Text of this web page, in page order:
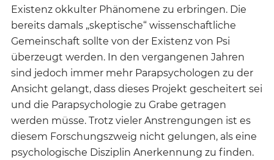
Existenz okkulter Phänomene zu erbringen. Die
bereits damals „skeptische“ wissenschaftliche
Gemeinschaft sollte von der Existenz von Psi
überzeugt werden. In den vergangenen Jahren
sind jedoch immer mehr Parapsychologen zu der
Ansicht gelangt, dass dieses Projekt gescheitert sei
und die Parapsychologie zu Grabe getragen
werden müsse. Trotz vieler Anstrengungen ist es
diesem Forschungszweig nicht gelungen, als eine
psychologische Disziplin Anerkennung zu finden.